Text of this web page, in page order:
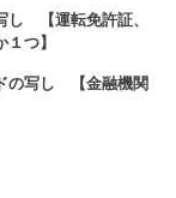
し 【運転免許証、
つ】
写し 【金融機関